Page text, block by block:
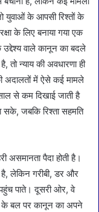
युवाओं के आपसी रिश्तों के
के लिए बनाया गया एक
वाले कानून का बदले
तो न्याय की अवधारणा ही
अदालतों में ऐसे कई मामले
से कम दिखाई जाती है
सके, जबकि रिश्ता सहमति
असमानता पैदा होती है।
लेकिन गरीबी, डर और
पाते। दूसरी ओर, वे
के बल पर कानून का अपने